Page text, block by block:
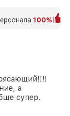
100%
а
супер.